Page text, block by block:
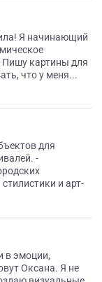
Я начинающий
Пишу картины для
что у меня...
для
-
и арт-
в эмоции,
Оксана. Я не